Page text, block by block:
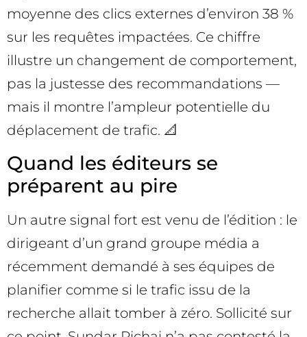
moyenne des clics externes d’environ 38 %
sur les requêtes impactées. Ce chiffre
illustre un changement de comportement,
pas la justesse des recommandations —
mais il montre l’ampleur potentielle du
déplacement de trafic. 📐
Quand les éditeurs se
préparent au pire
Un autre signal fort est venu de l’édition : le
dirigeant d’un grand groupe média a
récemment demandé à ses équipes de
planifier comme si le trafic issu de la
recherche allait tomber à zéro. Sollicité sur